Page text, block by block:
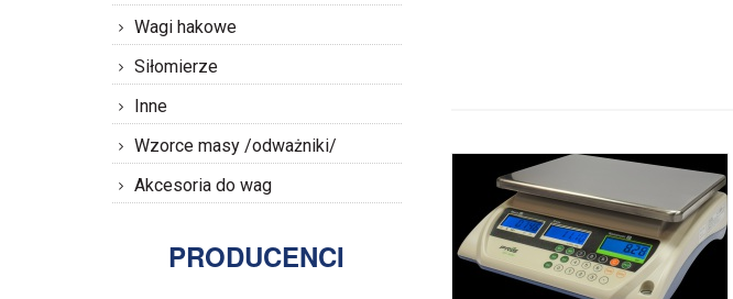
Wagi hakowe
Siłomierze
Inne
Wzorce masy /odważniki/
Akcesoria do wag
PRODUCENCI